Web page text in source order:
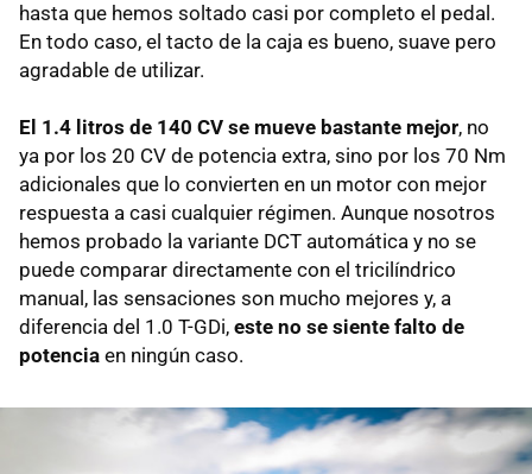
hasta que hemos soltado casi por completo el pedal.
En todo caso, el tacto de la caja es bueno, suave pero
agradable de utilizar.
El 1.4 litros de 140 CV se mueve bastante mejor, no
ya por los 20 CV de potencia extra, sino por los 70 Nm
adicionales que lo convierten en un motor con mejor
respuesta a casi cualquier régimen. Aunque nosotros
hemos probado la variante DCT automática y no se
puede comparar directamente con el tricilíndrico
manual, las sensaciones son mucho mejores y, a
diferencia del 1.0 T-GDi, este no se siente falto de
potencia en ningún caso.